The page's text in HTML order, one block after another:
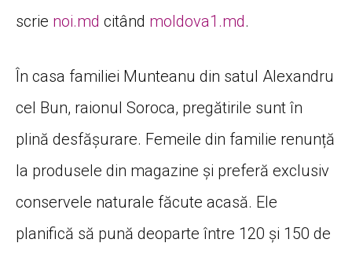
scrie noi.md citând moldova1.md.
În casa familiei Munteanu din satul Alexandru
cel Bun, raionul Soroca, pregătirile sunt în
plină desfășurare. Femeile din familie renunță
la produsele din magazine și preferă exclusiv
conservele naturale făcute acasă. Ele
planifică să pună deoparte între 120 și 150 de